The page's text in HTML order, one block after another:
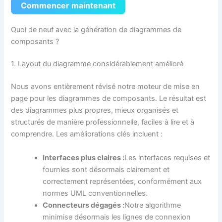
Commencer maintenant
Quoi de neuf avec la génération de diagrammes de
composants ?
1. Layout du diagramme considérablement amélioré
Nous avons entièrement révisé notre moteur de mise en
page pour les diagrammes de composants. Le résultat est
des diagrammes plus propres, mieux organisés et
structurés de manière professionnelle, faciles à lire et à
comprendre. Les améliorations clés incluent :
Interfaces plus claires :Les interfaces requises et
fournies sont désormais clairement et
correctement représentées, conformément aux
normes UML conventionnelles.
Connecteurs dégagés :Notre algorithme
minimise désormais les lignes de connexion